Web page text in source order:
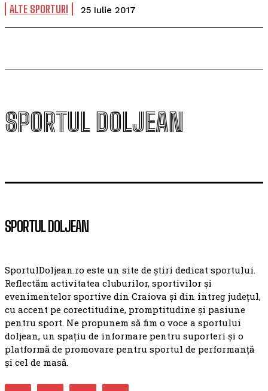
ALTE SPORTURI 25 Iulie 2017
SPORTUL DOLJEAN
SPORTUL DOLJEAN
SportulDoljean.ro este un site de știri dedicat sportului.
Reflectăm activitatea cluburilor, sportivilor și
evenimentelor sportive din Craiova și din întreg județul,
cu accent pe corectitudine, promptitudine și pasiune
pentru sport. Ne propunem să fim o voce a sportului
doljean, un spațiu de informare pentru suporteri și o
platformă de promovare pentru sportul de performanță
și cel de masă.